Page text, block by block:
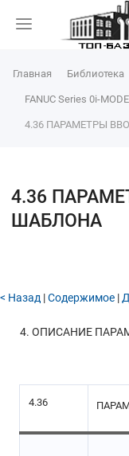
Главная Библиотека
FANUC Series 0i-
4.36 ПАРАМЕТРЫ
4.36
ШАБЛОНА
< Назад |Содержимое |
4. ОПИСАНИЕ
4.36